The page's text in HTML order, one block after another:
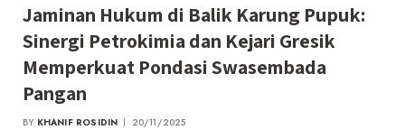
Jaminan Hukum di Balik Karung Pupuk:
Sinergi Petrokimia dan Kejari Gresik
Memperkuat Pondasi Swasembada
Pangan
BY KHANIF ROSIDIN 20/11/2025